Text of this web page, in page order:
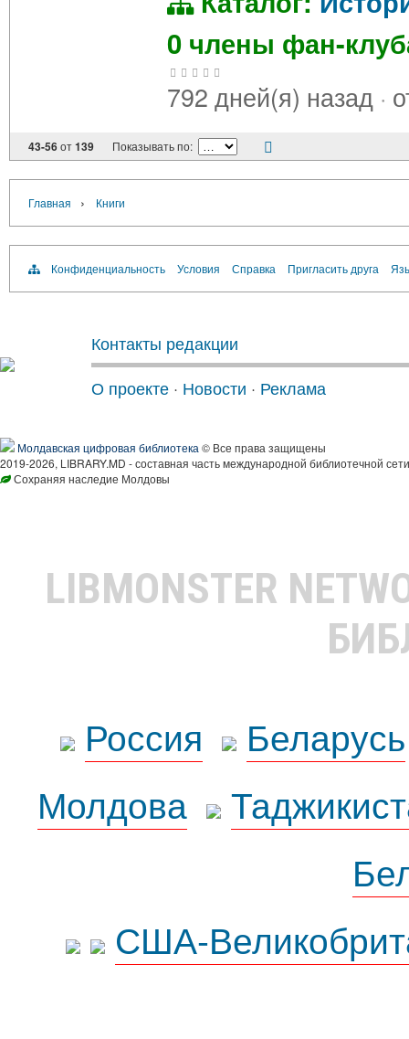
0 члены фан-
792 дней(я) назад ·
43-56от139 Показывать по:
Главная › Книги
Конфиденциальность Условия Справка Пригласить друга
Контакты редакции
О проекте · Новости · Реклама
Молдавская цифровая библиотека © Все права защищены
2019-2026, LIBRARY.MD - составная часть международной библиотечной
Сохраняя наследие Молдовы
LIBMONSTER
Россия
Беларусь
Молдова
США-